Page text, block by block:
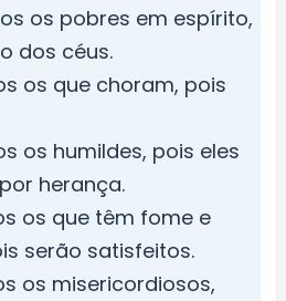
os pobres em espírito,
dos céus.
os que choram, pois
os humildes, pois eles
herança.
os que têm fome e
serão satisfeitos.
os misericordiosos,